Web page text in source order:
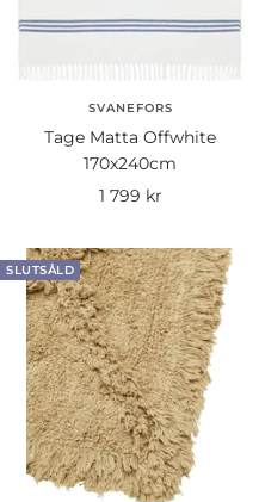
SVANEFORS
Tage Matta Offwhite
170x240cm
Rea-
1 799 kr
SLUTSÅLD